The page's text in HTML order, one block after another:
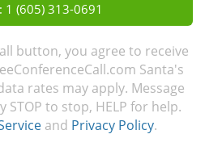
1 (605) 313-0691
button, you agree to receive
Santa's
rates may apply. Message
STOP to stop, HELP for help.
and Privacy Policy.